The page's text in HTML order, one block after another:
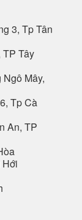
3, Tp Tân
Tây
Mây,
Tp Cà
An, TP